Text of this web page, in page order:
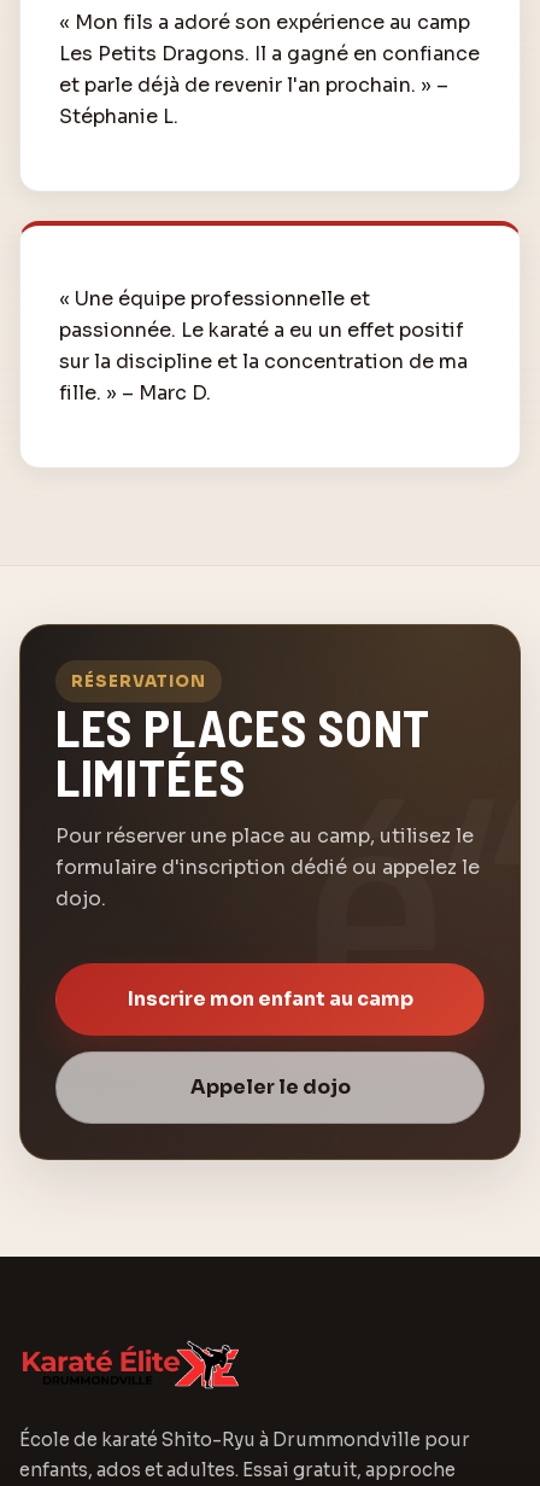
« Mon fils a adoré son expérience au camp
Les Petits Dragons. Il a gagné en confiance
et parle déjà de revenir l'an prochain. » –
Stéphanie L.
« Une équipe professionnelle et
passionnée. Le karaté a eu un effet positif
sur la discipline et la concentration de ma
fille. » – Marc D.
RÉSERVATION
LES PLACES SONT
LIMITÉES
Pour réserver une place au camp, utilisez le
formulaire d'inscription dédié ou appelez le
dojo.
Inscrire mon enfant au camp
Appeler le dojo
École de karaté Shito-Ryu à Drummondville pour
enfants, ados et adultes. Essai gratuit, approche